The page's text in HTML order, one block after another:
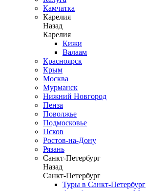
Камчатка
Карелия
Назад
Карелия
Кижи
Валаам
Красноярск
Крым
Москва
Мурманск
Нижний Новгород
Пенза
Поволжье
Подмосковье
Псков
Ростов-на-Дону
Рязань
Санкт-Петербург
Назад
Санкт-Петербург
Туры в Санкт-Петербург